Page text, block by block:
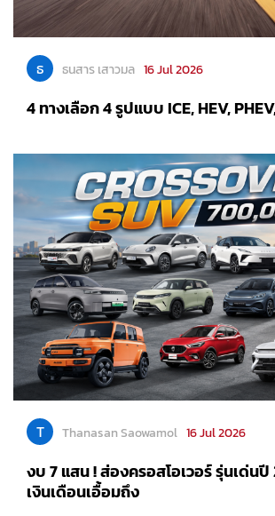
ธ ธนสาร เสาวมล 16 Jul 2026
4 ทางเลือก 4 รูปแบบ ICE, HEV,
T Thanasan Saowamol 16 Jul 2026
งบ 7 แสน ! ส่องครอสโอเวอร์ รุ่นเด่น
เงินเดือนเอื้อมถึง